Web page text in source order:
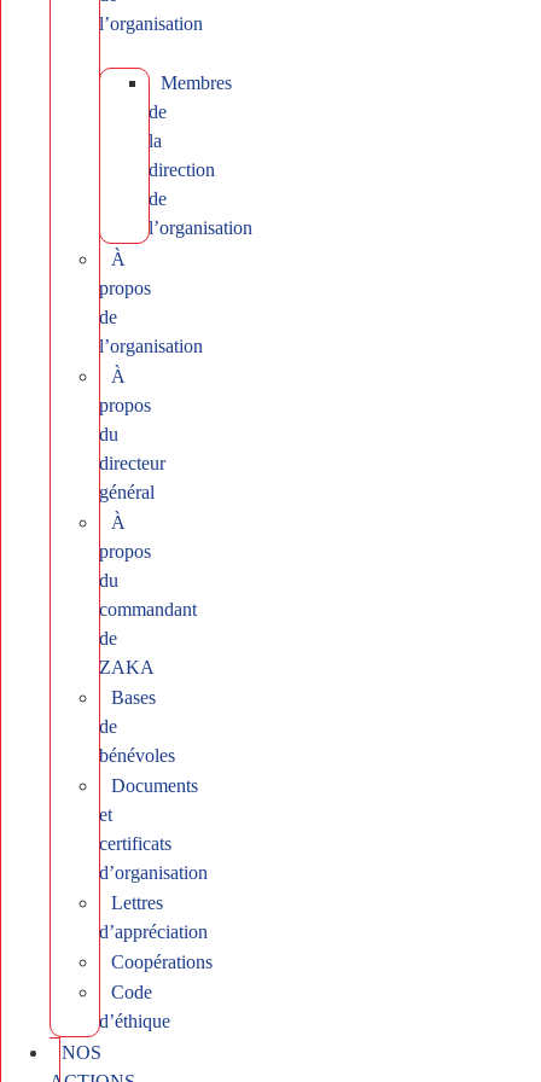
l’organisation
Membres
de
la
direction
de
l’organisation
À
propos
de
l’organisation
À
propos
du
directeur
général
À
propos
du
commandant
de
ZAKA
Bases
de
bénévoles
Documents
et
certificats
d’organisation
Lettres
d’appréciation
Coopérations
Code
d’éthique
NOS